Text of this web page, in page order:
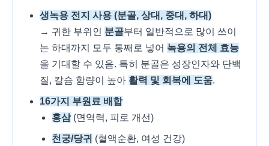
생녹용 전지 사용 (분골, 상대, 중대, 하대)
→ 귀한 부위인 분골부터 일반적으로 많이 쓰이
는 하대까지 모두 통째로 넣어 녹용의 전체 효능
을 기대할 수 있음. 특히 분골은 성장인자와 단백
질, 칼슘 함량이 높아 활력 및 회복에 도움.
16가지 부원료 배합
홍삼(면역력, 피로 개선)
천궁/당귀 (혈액순환, 여성 건강)